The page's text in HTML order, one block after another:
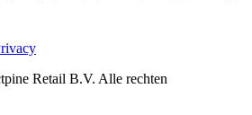
Retail B.V. Alle rechten